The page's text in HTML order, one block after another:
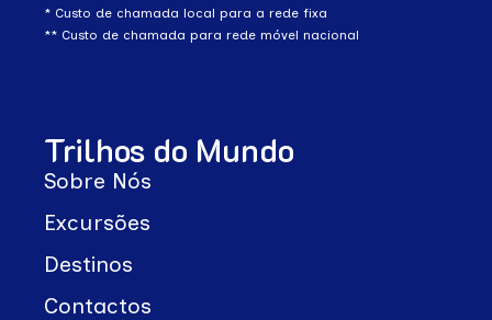
* Custo de chamada local para a rede fixa
** Custo de chamada para rede móvel nacional
Trilhos do Mundo
Sobre Nós
Excursões
Destinos
Contactos